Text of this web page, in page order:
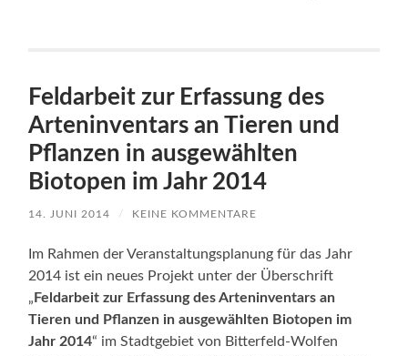
Feldarbeit zur Erfassung des
Arteninventars an Tieren und
Pflanzen in ausgewählten
Biotopen im Jahr 2014
14. JUNI 2014 / KEINE KOMMENTARE
Im Rahmen der Veranstaltungsplanung für das Jahr
2014 ist ein neues Projekt unter der Überschrift
„ Feldarbeit zur Erfassung des Arteninventars an
Tieren und Pflanzen in ausgewählten Biotopen im
Jahr 2014“ im Stadtgebiet von Bitterfeld-Wolfen